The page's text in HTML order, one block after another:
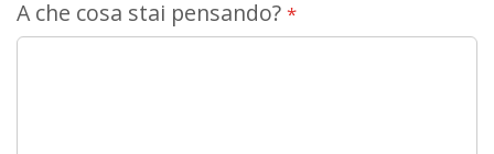
A che cosa stai pensando?